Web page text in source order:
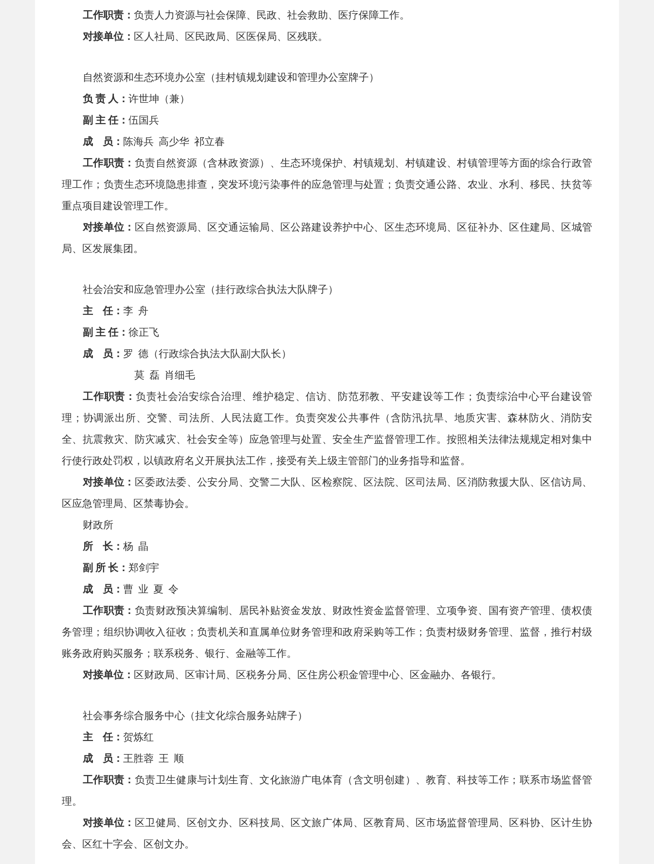
工作职责： 负责人力资源与社会保障、民政、社会救助、医疗保障工作。
对接单位： 区人社局、区民政局、区医保局、区残联。
自然资源和生态环境办公室（挂村镇规划建设和管理办公室牌子）
负 责 人： 许世坤（兼）
副 主 任： 伍国兵
成
员： 陈海兵 高少华 祁立春
工作职责： 负责自然资源（含林政资源）、生态环境保护、村镇规划、村镇建设、村镇管理等方面的综合行政管
理工作；负责生态环境隐患排查，突发环境污染事件的应急管理与处置； 负责交通公路、农业、水利、移民、扶贫等
重点项目建设管理工作。
对接单位： 区自然资源局、区交通运输局、区公路建设养护中心、区生态环境局、区征补办、区住建局、区城管
局、区发展集团。
社会治安和应急管理办公室（挂行政综合执法大队牌子）
主
任： 李 舟
副 主 任： 徐正飞
成
员 ： 罗 德（行政综合执法大队副大队长）
莫 磊 肖细毛
工作职责：负责社会治安综合治理、维护稳定、信访、防范邪教、平安建设等工作；负责综治中心平台建设管
理；协调派出所、交警、司法所、人民法庭工作。负责突发公共事件（含防汛抗旱、地质灾害、森林防火、消防安
全、抗震救灾、防灾减灾、社会安全等）应急管理与处置、安全生产监督管理工作。按照相关法律法规规定相对集中
行使行政处罚权，以镇政府名义开展执法工作，接受有关上级主管部门的业务指导和监督。
对接单位： 区委政法委、公安分局、交警二大队、区检察院、区法院、区司法局、区消防救援大队、区信访局、
区应急管理局、区禁毒协会。
财政所
所
长： 杨 晶
副 所 长： 郑剑宇
成
员： 曹 业 夏 令
工作职责： 负责财政预决算编制、居民补贴资金发放、财政性资金监督管理、立项争资、国有资产管理、债权债
务管理；组织协调收入征收；负责机关和直属单位财务管理和政府采购等工作；负责村级财务管理、监督，推行村级
账务政府购买服务；联系税务、银行、金融等工作。
对接单位： 区财政局、区审计局、区税务分局、区住房公积金管理中心、区金融办、各银行。
社会事务综合服务中心（挂文化综合服务站牌子）
主
任： 贺炼红
成
员： 王胜蓉 王 顺
工作职责： 负责卫生健康与计划生育、文化旅游广电体育（含文明创建）、教育、科技等工作；联系市场监督管
理。
对接单位： 区卫健局、区创文办、区科技局、区文旅广体局、区教育局、区市场监督管理局、区科协、区计生协
会、区红十字会、区创文办。